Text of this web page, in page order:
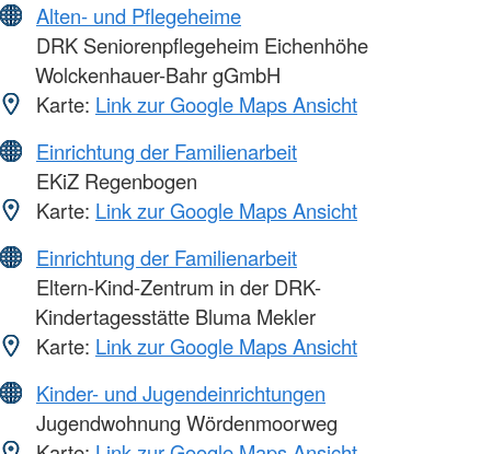
Alten- und Pflegeheime
DRK Seniorenpflegeheim Eichenhöhe
Wolckenhauer-Bahr gGmbH
Karte: Link zur Google Maps Ansicht
Einrichtung der Familienarbeit
EKiZ Regenbogen
Karte: Link zur Google Maps Ansicht
Einrichtung der Familienarbeit
Eltern-Kind-Zentrum in der DRK-
Kindertagesstätte Bluma Mekler
Karte: Link zur Google Maps Ansicht
Kinder- und Jugendeinrichtungen
Jugendwohnung Wördenmoorweg